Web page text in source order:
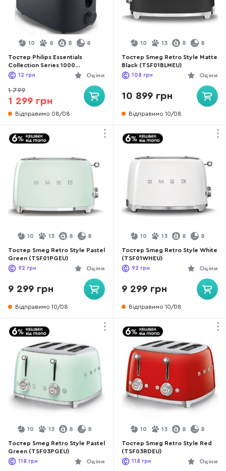
10 8 8 8
Тостер Philips Essentials
Collection Series 1000
(HD2510/90)
Оціни
12 грн
1 799
1 299 грн
Відправимо 08/08
10 13 8 8
Тостер Smeg Retro Style Matte
Black (TSF01BLMEU)
Оціни
108 грн
10 899 грн
Відправимо 10/08
10 13 8 8
Тостер Smeg Retro Style Pastel
Green (TSF01PGEU)
Оціни
92 грн
9 299 грн
Відправимо 10/08
10 13 8 8
Тостер Smeg Retro Style White
(TSF01WHEU)
Оціни
92 грн
9 299 грн
Відправимо 10/08
10 13 8 8
Тостер Smeg Retro Style Pastel
Green (TSF03PGEU)
Оціни
118 грн
10 13 8 8
Тостер Smeg Retro Style Red
(TSF03RDEU)
Оціни
118 грн